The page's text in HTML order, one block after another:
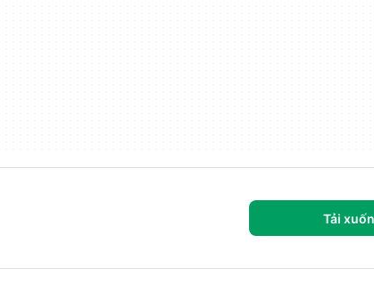
Tải